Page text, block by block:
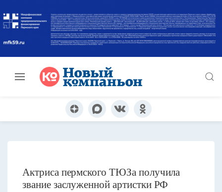
Актриса пермского ТЮЗа получила
звание заслуженной артистки РФ